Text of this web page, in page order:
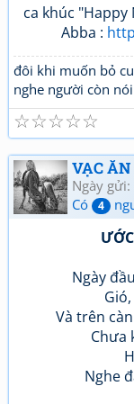
ca khúc
Abba :
đôi khi muốn bỏ
nghe người còn
☆
☆
☆
☆
☆
VẠC
Ngày
Có
4
Ngày
Và trên
Chưa
Nghe